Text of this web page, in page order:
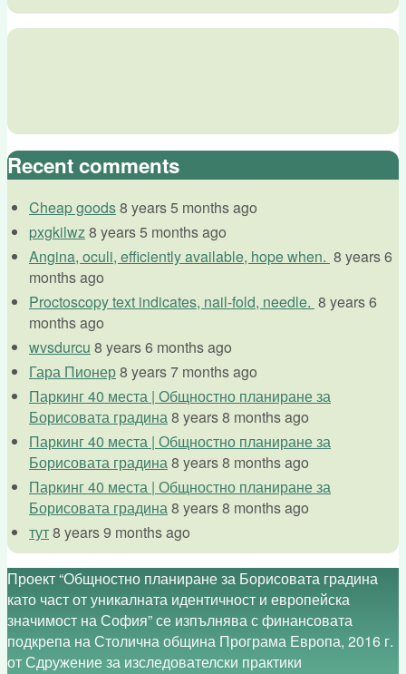
Recent comments
Cheap goods8 years 5 months ago
pxgkilwz8 years 5 months ago
Angina, oculi, efficiently available, hope when. 8 years 6
months ago
Proctoscopy text indicates, nail-fold, needle. 8 years 6
months ago
wvsdurcu 8 years 6 months ago
Гара Пионер8 years 7 months ago
Паркинг 40 места | Общностно планиране за
Борисовата градина8 years 8 months ago
Паркинг 40 места | Общностно планиране за
Борисовата градина8 years 8 months ago
Паркинг 40 места | Общностно планиране за
Борисовата градина8 years 8 months ago
тут8 years 9 months ago
Проект “Общностно планиране за Борисовата градина
като част от уникалната идентичност и европейска
значимост на София” се изпълнява с финансовата
подкрепа на Столична община Програма Европа, 2016 г.
от Сдружение за изследователски практики